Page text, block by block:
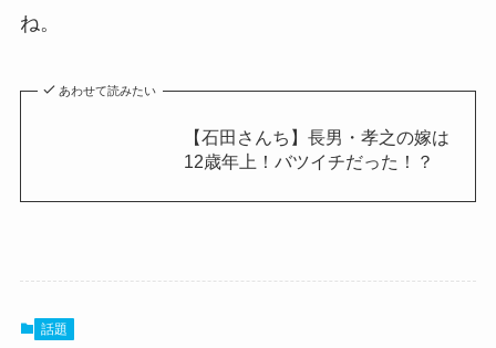
ね。
あわせて読みたい
【石田さんち】長男・孝之の嫁は
12歳年上！バツイチだった！？
話題